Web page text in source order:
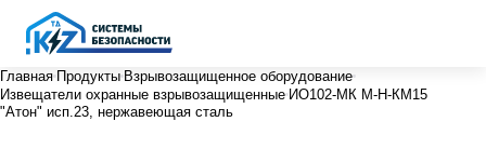
Главная Продукты Взрывозащищенное оборудование
Извещатели охранные взрывозащищенные ИО102-МК М-Н-КМ15
"Атон" исп.23, нержавеющая сталь